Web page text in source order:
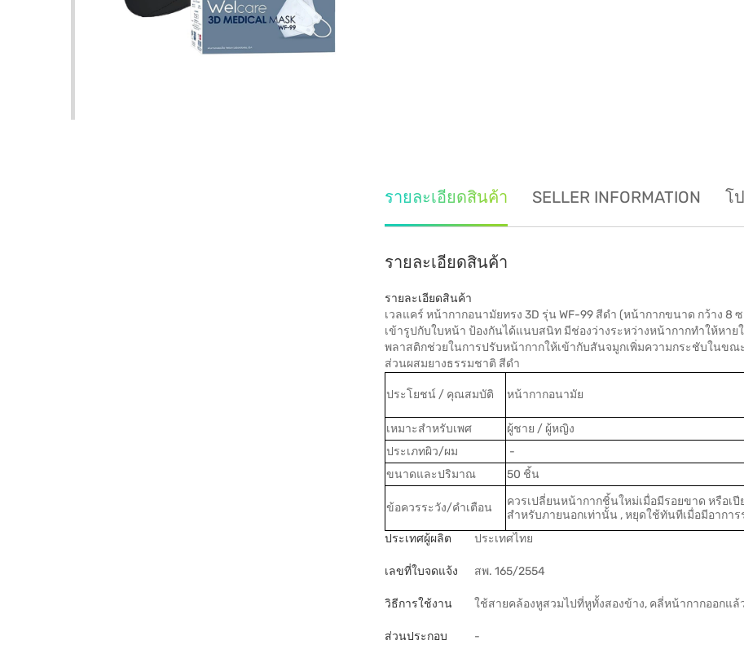
รายละเอียดสินค้า SELLER INFORMATION โ
รายละเอียดสินค้า
รายละเอียดสินค้า
เวลแคร์ หน้ากากอนามัยทรง 3D รุ่น WF-99 สีดำ (หน้ากากขนาด กว้าง 8
เข้ารูปกับใบหน้า ป้องกันได้แนบสนิท มีช่องว่างระหว่างหน้ากากทำให้หา
พลาสติกช่วยในการปรับหน้ากากให้เข้ากับสันจมูกเพิ่มความกระชับในขณ
ส่วนผสมยางธรรมชาติ สีดำ
ประโยชน์ / คุณสมบัติ หน้ากากอนามัย
เหมาะสำหรับเพศ
ผู้ชาย / ผู้หญิง
ประเภทผิว/ผม
-
ขนาดและปริมาณ
50 ชิ้น
ข้อควรระวัง/คำเตือน
ควรเปลี่ยนหน้ากากชิ้นใหม่เมื่อมีรอยขาด หรือเปี
สำหรับภายนอกเท่านั้น , หยุดใช้ทันทีเมื่อมีอาการ
ประเทศผู้ผลิต
ประเทศไทย
เลขที่ใบจดแจ้ง สพ. 165/2554
วิธีการใช้งาน ใช้สายคล้องหูสวมไปที่หูทั้งสองข้าง, คลี่หน้ากากออกแ
ส่วนประกอบ -